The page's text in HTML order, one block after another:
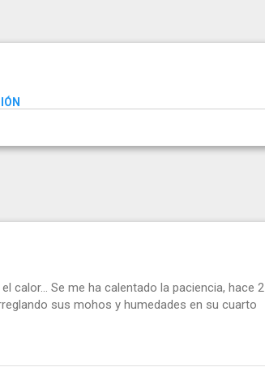
calor... Se me ha calentado la paciencia, hace 2
sus mohos y humedades en su cuarto